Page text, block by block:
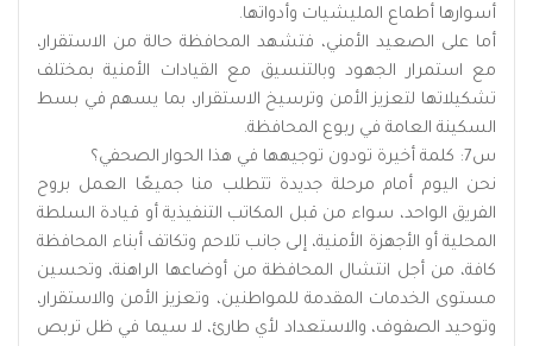
أسوارها أطماع المليشيات وأدواتها.
أما على الصعيد الأمني، فتشهد المحافظة حالة من الاستقرار،
مع استمرار الجهود وبالتنسيق مع القيادات الأمنية بمختلف
تشكيلاتها لتعزيز الأمن وترسيخ الاستقرار، بما يسهم في بسط
السكينة العامة في ربوع المحافظة.
س7: كلمة أخيرة تودون توجيهها في هذا الحوار الصحفي؟
نحن اليوم أمام مرحلة جديدة تتطلب منا جميعًا العمل بروح
الفريق الواحد، سواء من قبل المكاتب التنفيذية أو قيادة السلطة
المحلية أو الأجهزة الأمنية، إلى جانب تلاحم وتكاتف أبناء المحافظة
كافة، من أجل انتشال المحافظة من أوضاعها الراهنة، وتحسين
مستوى الخدمات المقدمة للمواطنين، وتعزيز الأمن والاستقرار،
وتوحيد الصفوف، والاستعداد لأي طارئ، لا سيما في ظل تربص